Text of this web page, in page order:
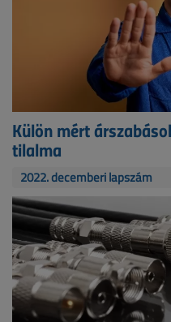
Külön mért
tilalma
2022. decemberi lapszám